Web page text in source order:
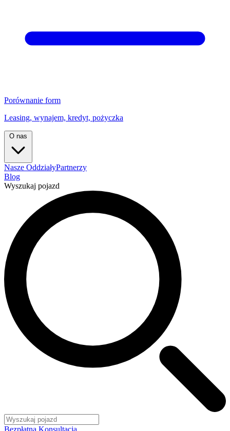
Porównanie form
Leasing, wynajem, kredyt, pożyczka
O nas
Nasze OddziałyPartnerzy
Blog
Wyszukaj pojazd
Bezpłatna Konsultacja